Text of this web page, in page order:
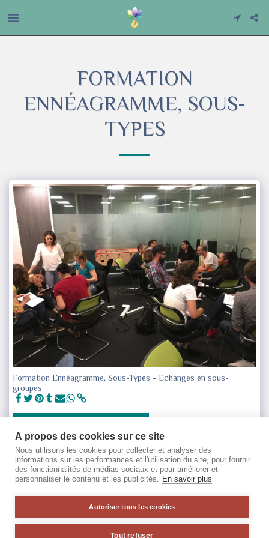
FORMATION
ENNÉAGRAMME, SOUS-
TYPES
Formation Ennéagramme, Sous-Types - Echanges en sous-
groupes
À propos des cookies sur ce site
Nous utilisons les cookies pour collecter et analyser des
informations sur les performances et l'utilisation du site, pour fournir
des fonctionnalités de médias sociaux et pour améliorer et
personnaliser le contenu et les publicités. En savoir plus
Autoriser tous les cookies
Tout refuser